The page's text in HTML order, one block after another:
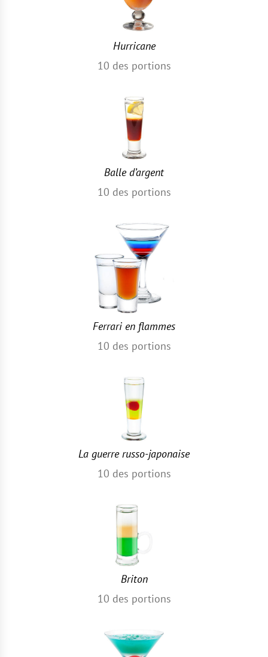
Hurricane
10 des portions
Balle d’argent
10 des portions
Ferrari en flammes
10 des portions
La guerre russo-japonaise
10 des portions
Briton
10 des portions